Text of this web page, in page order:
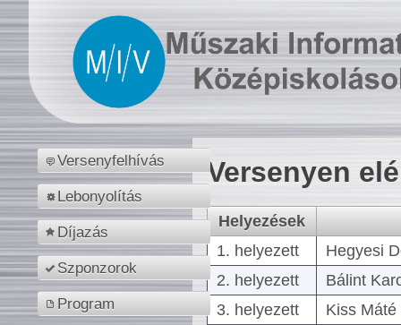
Versenyfelhívás
Lebonyolítás
Díjazás
Szponzorok
Program
Versenyen
Helyezések
1. helyezett
Hegyesi
2. helyezett
Bálint
3. helyezett
Kiss